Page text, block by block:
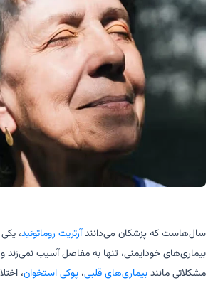
سال‌هاست که پزشکان می‌دانندآرتریت روماتوئید،
بیماری‌های خودایمنی، تنها به مفاصل آسیب نمی‌زند و
مشکلاتی مانندبیماری‌های قلبی،پوکی استخوان،